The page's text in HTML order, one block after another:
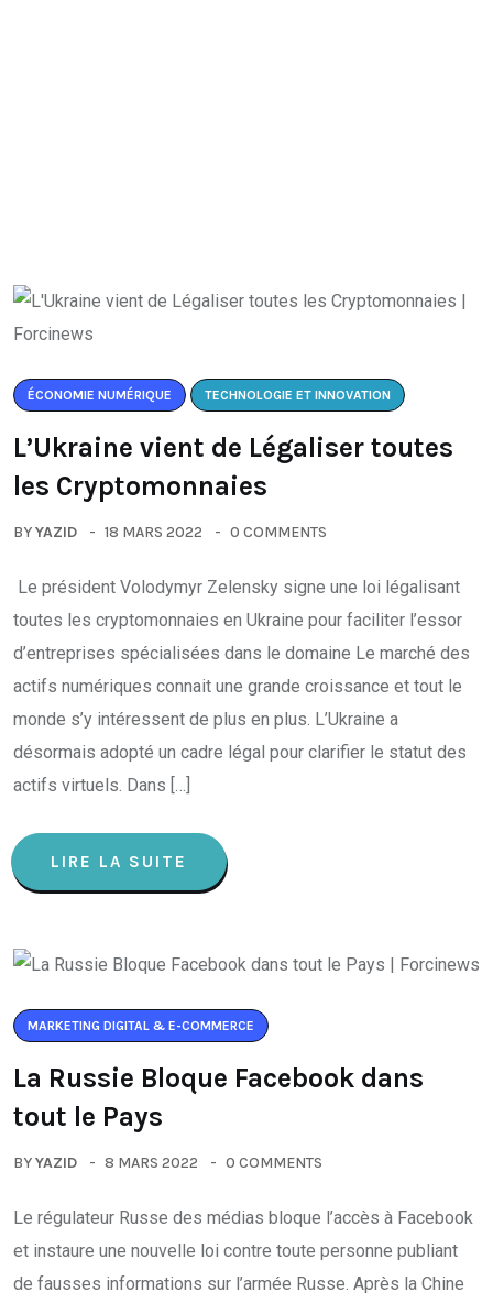
ÉCONOMIE NUMÉRIQUE TECHNOLOGIE ET INNOVATION
L’Ukraine vient de Légaliser toutes
les Cryptomonnaies
BYYAZID 18 MARS 2022 0 COMMENTS
Le président Volodymyr Zelensky signe une loi légalisant
toutes les cryptomonnaies en Ukraine pour faciliter l’essor
d’entreprises spécialisées dans le domaine Le marché des
actifs numériques connait une grande croissance et tout le
monde s’y intéressent de plus en plus. L’Ukraine a
désormais adopté un cadre légal pour clarifier le statut des
actifs virtuels. Dans […]
LIRE LA SUITE
MARKETING DIGITAL & E-COMMERCE
La Russie Bloque Facebook dans
tout le Pays
BYYAZID 8 MARS 2022 0 COMMENTS
Le régulateur Russe des médias bloque l’accès à Facebook
et instaure une nouvelle loi contre toute personne publiant
de fausses informations sur l’armée Russe. Après la Chine